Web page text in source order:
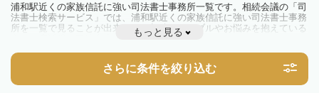
浦和駅近くの家族信託に強い司法書士事務所一覧です。相続会議の「司
法書士検索サービス」では、浦和駅近くの家族信託に強い司法書士事務
所を一覧で見ることが出来ます。相続のトラブルやお悩みを抱えている
方は一度近隣の司法書士に相談してみましょう。
もっと見る
さらに条件を絞り込む